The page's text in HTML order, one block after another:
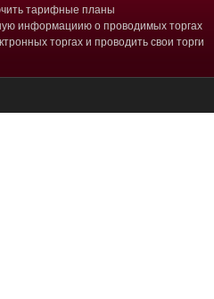
тарифные планы
информациию о проводимых торгах
торгах и проводить свои торги